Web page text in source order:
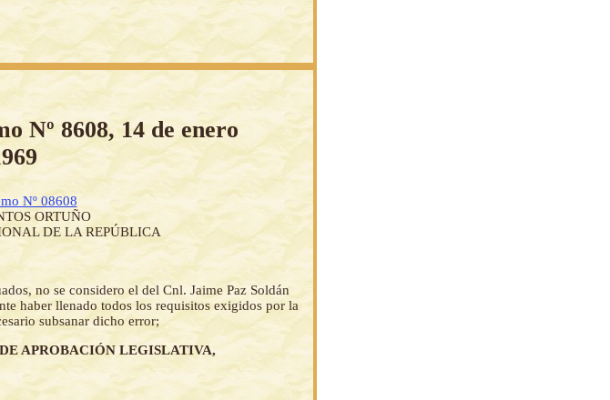
Nº 8608, 14 de enero
Nº 08608
ORTUÑO
DE LA REPÚBLICA
no se considero el del Cnl. Jaime Paz Soldán
haber llenado todos los requisitos exigidos por la
subsanar dicho error;
APROBACIÓN LEGISLATIVA,